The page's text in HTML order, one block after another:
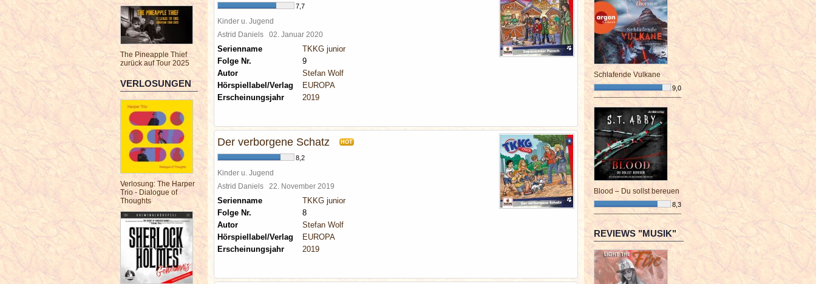
The Pineapple Thief
zurück auf Tour 2025
VERLOSUNGEN
Verlosung: The Harper
Trio - Dialogue of
Thoughts
7,7
Kinder u. Jugend
Astrid Daniels 02. Januar 2020
Serienname
TKKG junior
Folge Nr.
9
Autor
Stefan Wolf
Hörspiellabel/Verlag
EUROPA
Erscheinungsjahr
2019
Der verborgene Schatz HOT
8,2
Kinder u. Jugend
Astrid Daniels 22. November 2019
Serienname
TKKG junior
Folge Nr.
8
Autor
Stefan Wolf
Hörspiellabel/Verlag
EUROPA
Erscheinungsjahr
2019
Schlafende Vulkane
9,0
¯¯¯¯¯¯¯¯¯¯¯¯¯¯¯¯¯¯¯¯¯¯¯¯
Blood – Du sollst bereuen
8,3
¯¯¯¯¯¯¯¯¯¯¯¯¯¯¯¯¯¯¯¯¯¯¯¯
REVIEWS "MUSIK"